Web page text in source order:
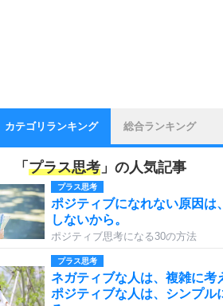
カテゴリランキング 総合ランキング
「 プラス思考 」の人気記事
プラス思考
ポジティブになれない原因は
しないから。
ポジティブ思考になる30の方法
プラス思考
ネガティブな人は、複雑に考
ポジティブな人は、シンプル